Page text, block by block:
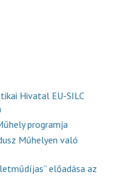
Hivatal EU-SILC
programja
Műhelyen való
előadása az